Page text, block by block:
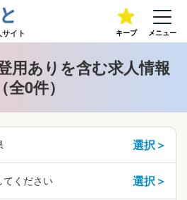
イト キープ メニュー
用ありを含む求人情報
（全0件）
選択＞
てください 選択＞